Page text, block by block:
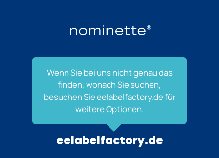
Wenn Sie bei uns nicht genau das
finden, wonach Sie suchen,
besuchen Sie eelabelfactory.de für
weitere Optionen.
eelabelfactory.de